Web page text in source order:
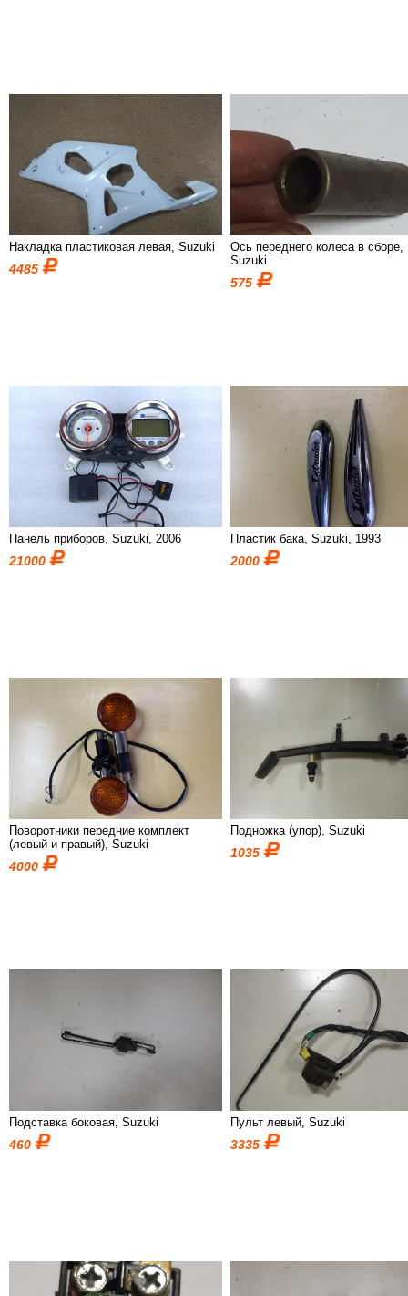
Накладка пластиковая левая, Suzuki
4485
Ось переднего колеса в сборе,
Suzuki
575
Панель приборов, Suzuki, 2006
21000
Пластик бака, Suzuki, 1993
2000
Поворотники передние комплект
(левый и правый), Suzuki
4000
Подножка (упор), Suzuki
1035
Подставка боковая, Suzuki
460
Пульт левый, Suzuki
3335